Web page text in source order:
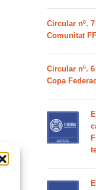
Circular nº.
Comunitat
Circular nº.
Copa